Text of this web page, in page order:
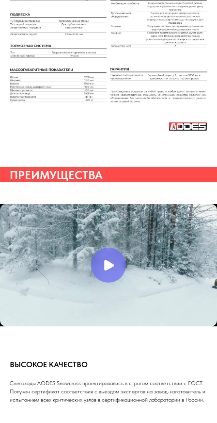
ПРЕИМУЩЕСТВА
ВЫСОКОЕ КАЧЕСТВО
Снегоходы AODES Snowcross проектировались в строгом соответствии с ГОСТ.
Получен сертификат соответствия с выездом экспертов на завод-изготовитель и
испытанием всех критических узлов в сертификационной лаборатории в России.